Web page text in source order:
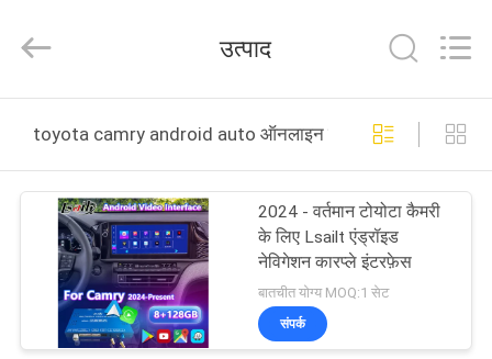
उत्पादों
वीडियो
Electron
Co.,Ltd.
Reserved.
उत्पाद
toyota camry android auto ऑनलाइन निर्माण
2024 - वर्तमान टोयोटा कैमरी
के लिए Lsailt एंड्रॉइड
नेविगेशन कारप्ले इंटरफ़ेस
बातचीत योग्य MOQ:1 सेट
संपर्क